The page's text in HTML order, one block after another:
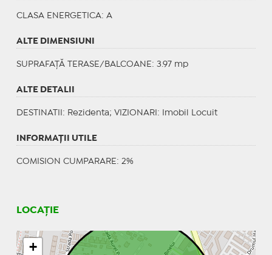
CLASA ENERGETICA: A
ALTE DIMENSIUNI
SUPRAFAȚĂ TERASE/BALCOANE: 3.97 mp
ALTE DETALII
DESTINATII : Rezidenta; VIZIONARI : Imobil Locuit
INFORMAŢII UTILE
COMISION CUMPARARE: 2%
LOCAȚIE
+